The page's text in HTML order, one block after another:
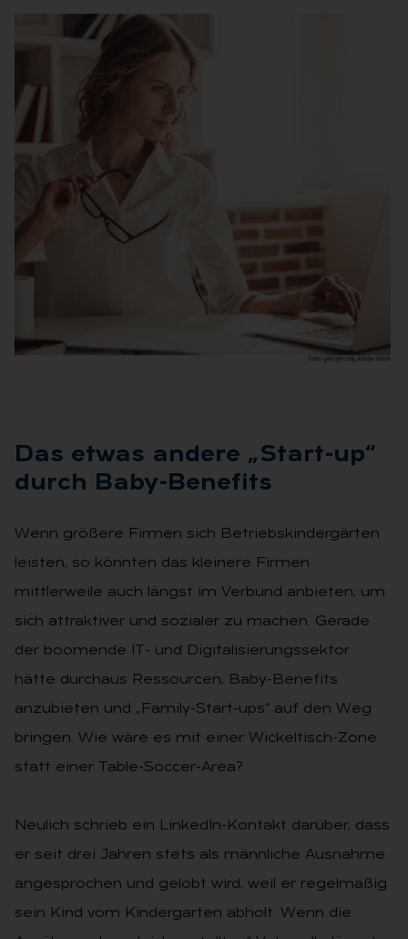
Das et­was an­de­re „Start-up“
durch Baby-Be­ne­fits
Wenn größere Firmen sich Betriebskindergärten
leisten, so könnten das kleinere Firmen
mittlerweile auch längst im Verbund anbieten, um
sich attraktiver und sozialer zu machen. Gerade
der boomende IT- und Digitalisierungssektor
hätte durchaus Ressourcen, Baby-Benefits
anzubieten und „Family-Start-ups“ auf den Weg
bringen. Wie wäre es mit einer Wickeltisch-Zone
statt einer Table-Soccer-Area?
Neulich schrieb ein LinkedIn-Kontakt darüber, dass
er seit drei Jahren stets als männliche Ausnahme
angesprochen und gelobt wird, weil er regelmäßig
sein Kind vom Kindergarten abholt. Wenn die